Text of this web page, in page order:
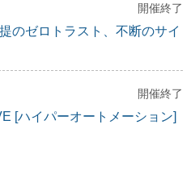
開催終了
のゼロトラスト、不断のサイ
開催終了
[ハイパーオートメーション]